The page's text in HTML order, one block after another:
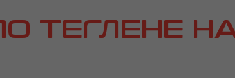
ТЕГЛЕНЕ